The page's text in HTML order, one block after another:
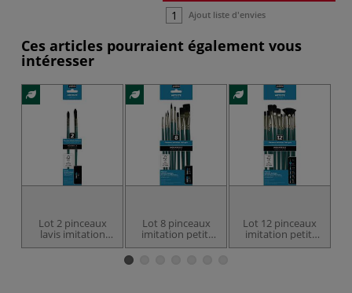
Ajout liste d'envies
Ces articles pourraient également vous
intéresser
Lot 2 pinceaux
lavis imitation
petit-gris Pébéo
Lot 8 pinceaux
imitation petit-
gris Pébéo
Lot 12 pinceaux
imitation petit-
gris Pébéo